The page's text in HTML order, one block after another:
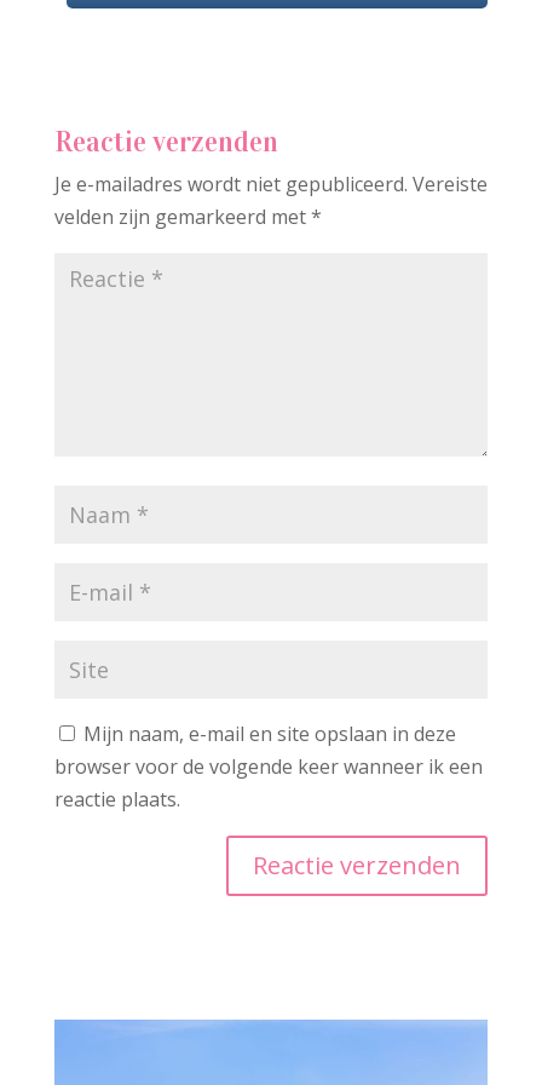
Reactie verzenden
Je e-mailadres wordt niet gepubliceerd. Vereiste
velden zijn gemarkeerd met*
Mijn naam, e-mail en site opslaan in deze
browser voor de volgende keer wanneer ik een
reactie plaats.